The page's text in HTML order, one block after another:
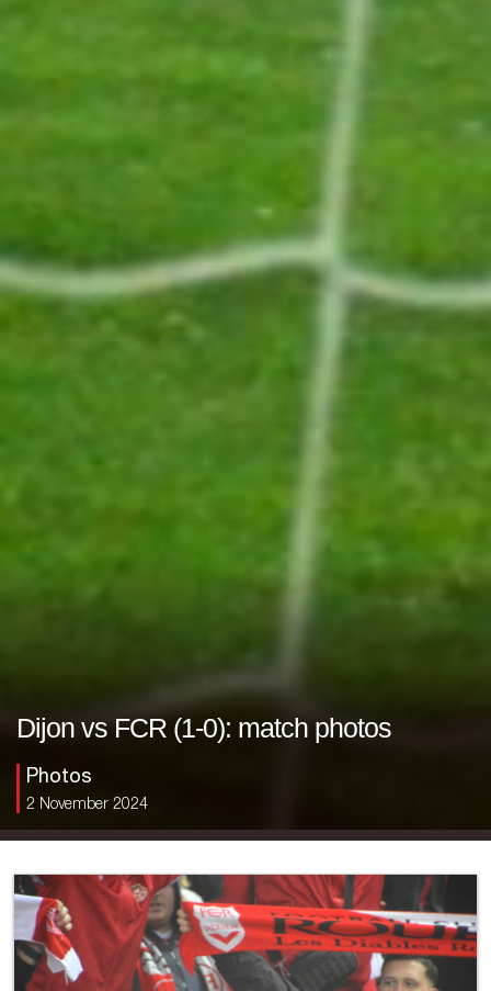
Dijon vs FCR (1-0): match photos
Photos
2 November 2024